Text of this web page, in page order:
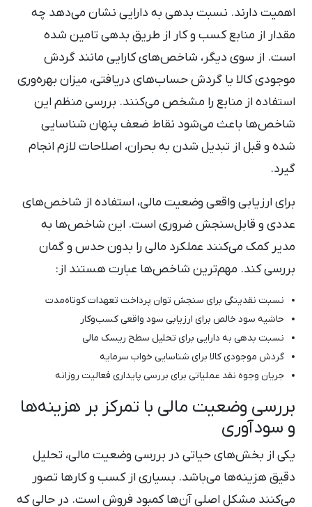
اهمیت دارند. نسبت بدهی به دارایی نشان می‌دهد چه
مقدار از منابع کسب ‌و کار از طریق بدهی تامین شده
است. از سوی دیگر، شاخص‌های کارایی مانند گردش
موجودی کالا یا گردش حساب‌های دریافتی، میزان بهره‌وری
استفاده از منابع را مشخص می‌کنند. بررسی منظم این
شاخص‌ها باعث می‌شود نقاط ضعف پنهان شناسایی
شده و قبل از تبدیل شدن به بحران، اصلاحات لازم انجام
گیرد.
برای ارزیابی واقعی وضعیت مالی، استفاده از شاخص‌های
عددی و قابل‌سنجش ضروری است. این شاخص‌ها به
مدیر کمک می‌کنند عملکرد مالی را بدون حدس و گمان
بررسی کند. مهم‌ترین شاخص‌ها عبارت هستند از:
نسبت نقدینگی برای سنجش توان پرداخت تعهدات کوتاه‌مدت
حاشیه سود خالص برای ارزیابی سود واقعی کسب‌وکار
نسبت بدهی به دارایی برای تحلیل سطح ریسک مالی
گردش موجودی کالا برای شناسایی خواب سرمایه
جریان وجوه نقد عملیاتی برای بررسی پایداری فعالیت روزانه
بررسی وضعیت مالی با تمرکز بر هزینه‌ها
و سودآوری
یکی از بخش‌های حیاتی در بررسی وضعیت مالی، تحلیل
دقیق هزینه‌ها می‌باشد. بسیاری از کسب ‌و کارها تصور
می‌کنند مشکل اصلی آن‌ها کمبود فروش است. در حالی که